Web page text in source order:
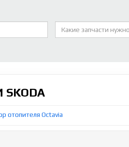
отопителя Octavia